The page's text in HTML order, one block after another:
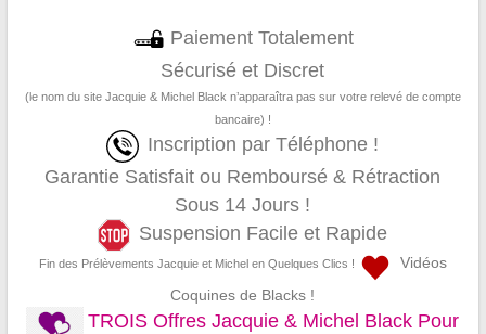
Paiement Totalement
Sécurisé et Discret
(le nom du site Jacquie & Michel Black n’apparaîtra pas sur votre relevé de compte
bancaire) !
Inscription par Téléphone !
Garantie Satisfait ou Remboursé & Rétraction
Sous 14 Jours !
Suspension Facile et Rapide
Fin des Prélèvements Jacquie et Michel en Quelques Clics !
Vidéos
Coquines de Blacks !
TROIS Offres Jacquie & Michel Black Pour